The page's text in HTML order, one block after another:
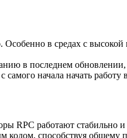
в средах с
в последнем
начала начать
RPC работают
кодом, способствуя